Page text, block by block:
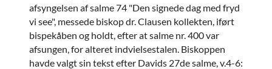
afsyngelsen af salme 74 "Den signede dag med fryd
vi see", messede biskop dr. Clausen kollekten, iført
bispekåben og holdt, efter at salme nr. 400 var
afsungen, for alteret indvielsestalen. Biskoppen
havde valgt sin tekst efter Davids 27de salme, v.4-6: